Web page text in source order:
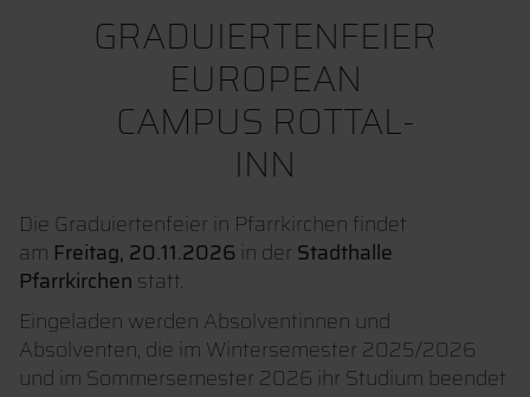
GRADUIERTENFEIER
EUROPEAN
CAMPUS ROTTAL-
INN
Die Graduiertenfeier in Pfarrkirchen findet
am Freitag, 20.11.2026 in der Stadthalle
Pfarrkirchen statt.
Eingeladen werden Absolventinnen und
Absolventen, die im Wintersemester 2025/2026
und im Sommersemester 2026 ihr Studium beendet